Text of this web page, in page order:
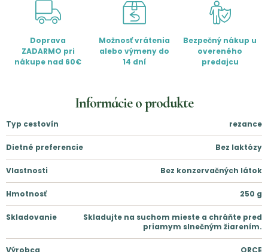
Doprava
ZADARMO pri
nákupe nad 60€
Možnosť vrátenia
alebo výmeny do
14 dní
Bezpečný nákup u
overeného
predajcu
Informácie o produkte
Typ cestovín rezance
Dietné preferencie Bez laktózy
Vlastnosti Bez konzervačných látok
Hmotnosť 250 g
Skladovanie
Skladujte na suchom mieste a chráňte pred
priamym slnečným žiarením.
Výrobca ORCE